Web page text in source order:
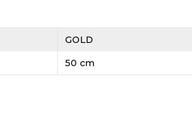
GOLD
50 cm